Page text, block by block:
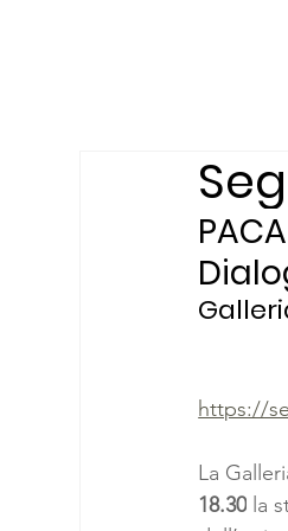
https://
La
18.30 la